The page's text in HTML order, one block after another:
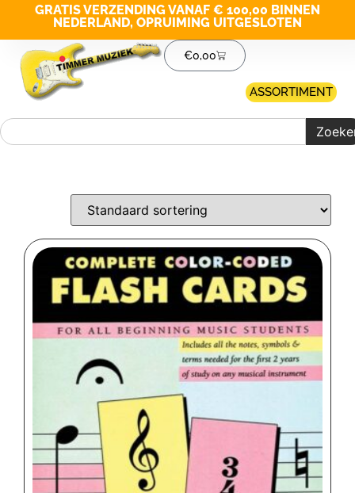
GRATIS VERZENDING VANAF € 100,00 BINNEN
NEDERLAND, OPRUIMING UITGESLOTEN
€0,00
ASSORTIMENT
Merk filter